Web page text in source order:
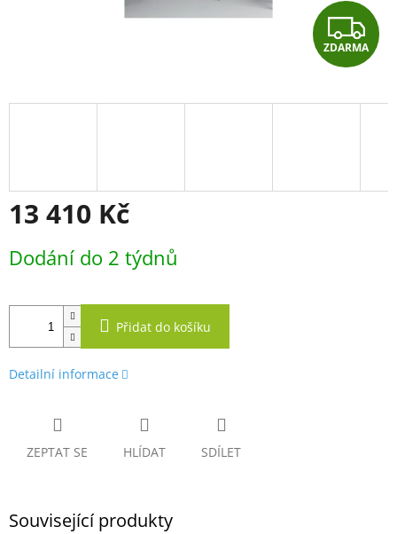
Z
D
A
ZDARMA
13 410 Kč
cena:
Dodání do 2 týdnů
Přidat do košíku
Detailní informace
ZEPTAT SE HLÍDAT SDÍLET
Související produkty